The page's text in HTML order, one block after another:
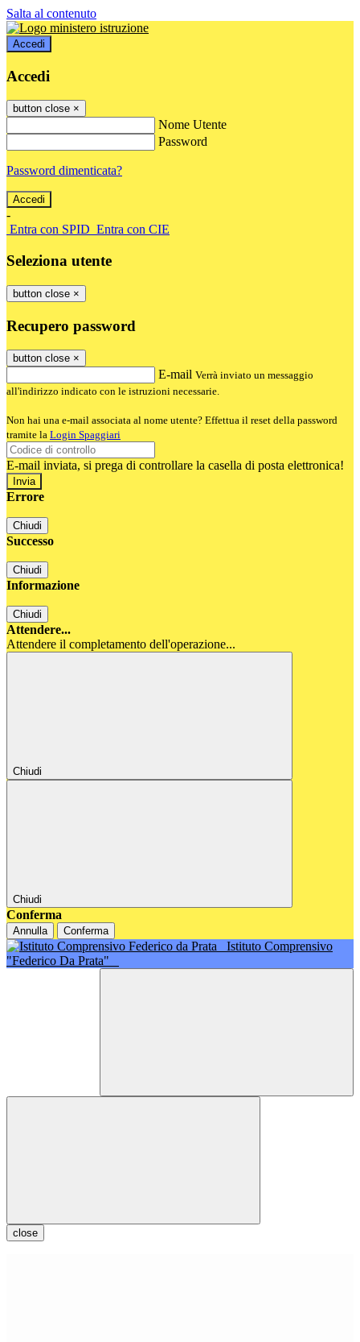
Salta al contenuto
Accedi
Accedi
button close ×
Nome Utente
Password
Password dimenticata?
-
Entra con SPID Entra con CIE
Seleziona utente
button close ×
Recupero password
button close ×
E-mail Verrà inviato un messaggio
all'indirizzo indicato con le istruzioni necessarie.
Non hai una e-mail associata al nome utente? Effettua il reset della password
tramite la Login Spaggiari
E-mail inviata, si prega di controllare la casella di posta elettronica!
Errore
Chiudi
Successo
Chiudi
Informazione
Chiudi
Attendere...
Attendere il completamento dell'operazione...
Chiudi
Chiudi
Conferma
Annulla Conferma
Istituto Comprensivo
"Federico Da Prata"
close